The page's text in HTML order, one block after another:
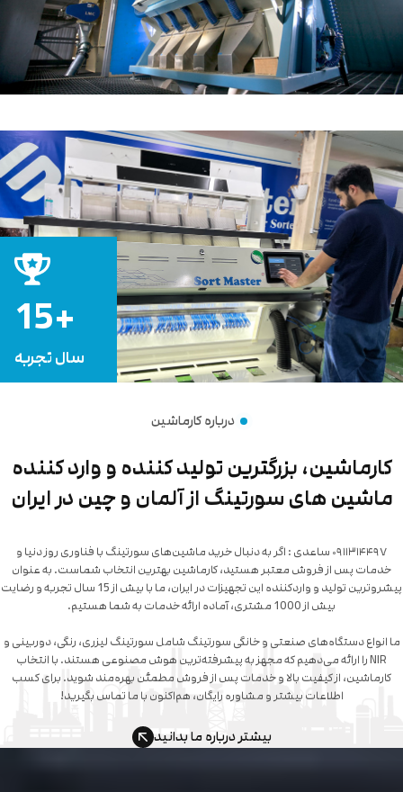
+15
سال تجربه
درباره کارماشین
کارماشین، بزرگترین تولید کننده و وارد کننده
ماشین های سورتینگ از آلمان و چین در ایران
۰۹۱۱۳۱۴۴۹۷ ساعدی : اگر به دنبال خرید ماشین‌های سورتینگ با فناوری روز دنیا و
خدمات پس از فروش معتبر هستید، کارماشین بهترین انتخاب شماست. به عنوان
پیشروترین تولید و واردکننده این تجهیزات در ایران، ما با بیش از 15 سال تجربه و رضایت
انواع دستگاه‌های صنعتی و خانگی سورتینگ شامل سورتینگ لیزری، رنگی، دوربینی و
NIR را ارائه می‌دهیم که مجهز به پیشرفته‌ترین هوش مصنوعی هستند. با انتخاب
کارماشین، از کیفیت بالا و خدمات پس از فروش مطمئن بهره‌مند شوید. برای کسب
اطلاعات بیشتر و مشاوره رایگان، هم‌اکنون با ما تماس بگیرید!
بیشتر درباره ما بدانید